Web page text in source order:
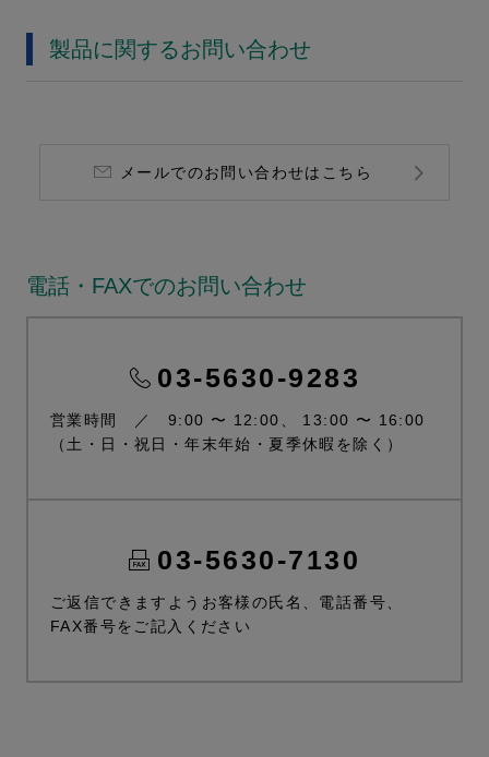
製品に関するお問い合わせ
メールでのお問い合わせはこちら
電話・FAXでのお問い合わせ
03-5630-9283
営業時間 ／ 9:00 〜 12:00、 13:00 〜 16:00
（土・日・祝日・年末年始・夏季休暇を除く）
03-5630-7130
ご返信できますようお客様の氏名、電話番号、
FAX番号をご記入ください